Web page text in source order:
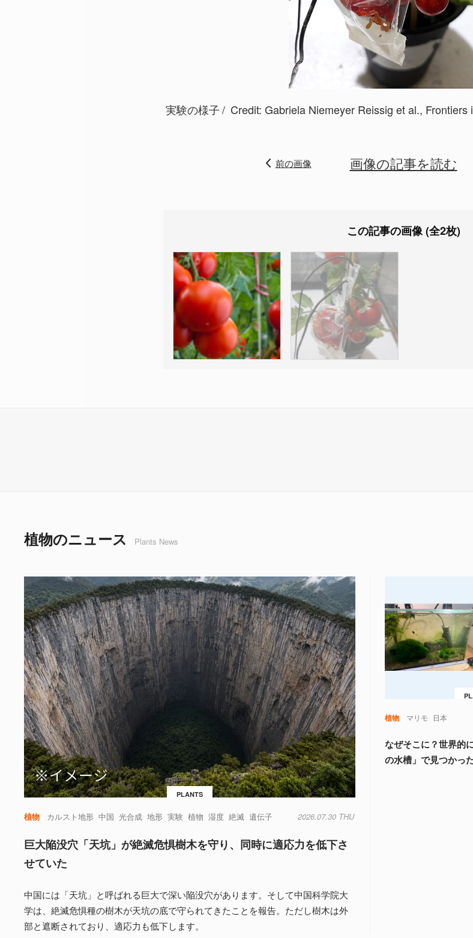
実験の様子 Credit: Gabriela Niemeyer Reissig et al.,
前の画像 画像の記事を読む
この記事の画像 (全2枚)
植物のニュース Plants News
PLANTS
植物 カルスト地形 中国 光合成 地形 実験 植物 湿度 絶滅 遺伝子 2026.07.30 THU
巨大陥没穴「天坑」が絶滅危惧樹木を守り、同時に適応力を低下さ
せていた
中国には「天坑」と呼ばれる巨大で深い陥没穴があります。そして中国科学院大
学は、絶滅危惧種の樹木が天坑の底で守られてきたことを報告。ただし樹木は外
部と遮断されており、適応力も低下します。
植物 マリモ 日本
なぜそこに？世界的
の水槽」で見つかっ